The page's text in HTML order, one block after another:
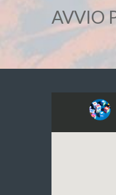
AVVIO